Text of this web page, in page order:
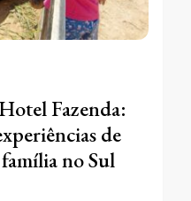
Fazenda:
de
no Sul